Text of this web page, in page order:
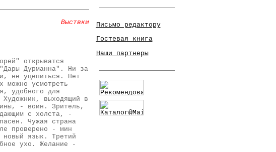
Выствки
открыватся
Дурманна". Ни за
не уцепиться. Нет
можно усмотреть
удобного для
Художник, выходящий в
- воин. Зритель,
с холста, -
Чужая страна
проверено - мин
язык. Третий
ухо. Желание -
Письмо редактору
Гостевая книга
Наши партнеры